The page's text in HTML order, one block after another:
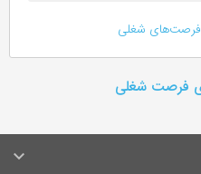
شغلی
فرصت شغلی